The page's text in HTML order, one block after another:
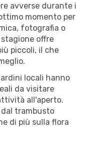
avverse durante i
momento per
fotografia o
stagione offre
piccoli, il che
locali hanno
da visitare
all'aperto.
trambusto
di più sulla flora